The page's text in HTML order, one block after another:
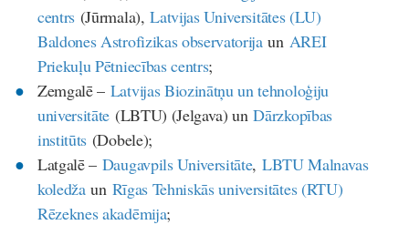
centrs (Jūrmala),Latvijas Universitātes (LU)
Baldones Astrofizikas observatorijaun AREI
Priekuļu Pētniecības centrs;
Zemgalē – Latvijas Biozinātņu un tehnoloģiju
universitāte (LBTU) (Jelgava) unDārzkopības
institūts (Dobele);
Latgalē – Daugavpils Universitāte, LBTU Malnavas
koledžaun Rīgas Tehniskās universitātes (RTU)
Rēzeknes akadēmija;